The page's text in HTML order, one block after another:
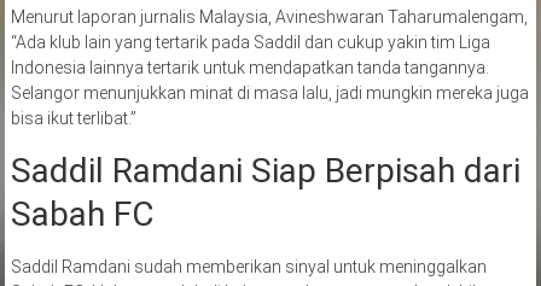
Menurut laporan jurnalis Malaysia, Avineshwaran Taharumalengam,
“Ada klub lain yang tertarik pada Saddil dan cukup yakin tim Liga
Indonesia lainnya tertarik untuk mendapatkan tanda tangannya.
Selangor menunjukkan minat di masa lalu, jadi mungkin mereka juga
bisa ikut terlibat.”
Saddil Ramdani Siap Berpisah dari
Sabah FC
Saddil Ramdani sudah memberikan sinyal untuk meninggalkan